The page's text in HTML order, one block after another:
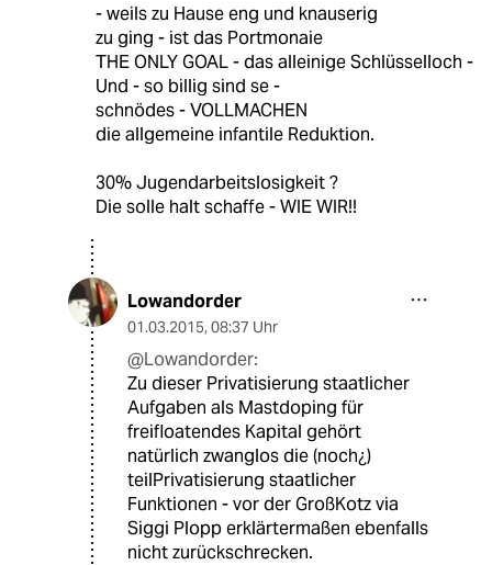
- weils zu Hause eng und knauserig
zu ging - ist das Portmonaie
THE ONLY GOAL - das alleinige Schlüsselloch -
Und - so billig sind se -
schnödes - VOLLMACHEN
die allgemeine infantile Reduktion.
30% Jugendarbeitslosigkeit ?
Die solle halt schaffe - WIE WIR!!
Lowandorder
01.03.2015, 08:37 Uhr
@Lowandorder:
Zu dieser Privatisierung staatlicher
Aufgaben als Mastdoping für
freifloatendes Kapital gehört
natürlich zwanglos die (noch¿)
teilPrivatisierung staatlicher
Funktionen - vor der GroßKotz via
Siggi Plopp erklärtermaßen ebenfalls
nicht zurückschrecken.